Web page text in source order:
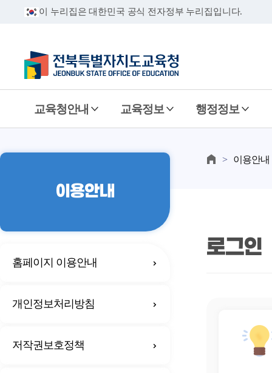
이 누리집은 대한민국 공식 전자정부 누리집입니다.
교육청안내 교육정보 행정정보
이용안내
홈페이지 이용안내
개인정보처리방침
저작권보호정책
이용안내
로그인